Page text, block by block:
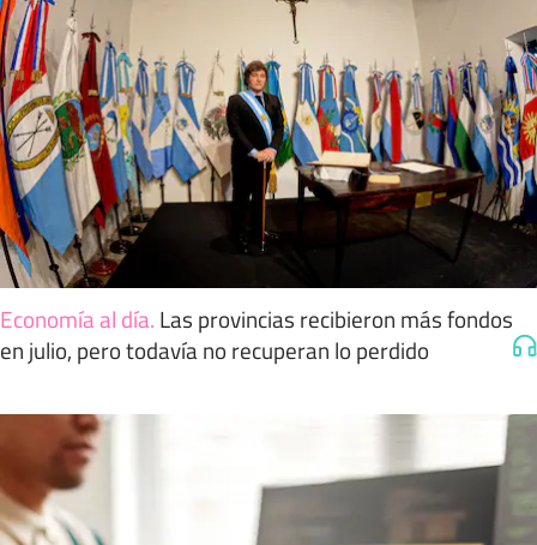
Economía al día. Las provincias recibieron más fondos
en julio, pero todavía no recuperan lo perdido